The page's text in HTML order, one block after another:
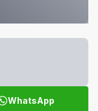
WhatsApp